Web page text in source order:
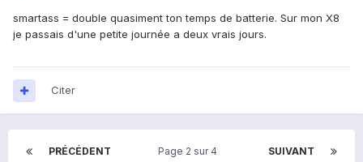
smartass = double quasiment ton temps de batterie. Sur mon X8
je passais d'une petite journée a deux vrais jours.
Citer
PRÉCÉDENT SUIVANT
Page 2 sur 4